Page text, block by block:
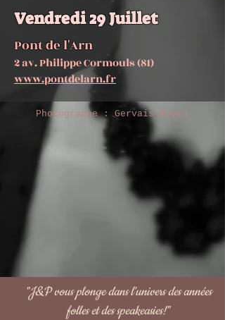
"J&P vous plonge dans l'univers des années
folles et des speakeasies!"
Photographe : Gervais Doyen
Vendredi 29 Juillet
Pont de l'Arn
2 av. Philippe Cormouls (81)
www.pontdelarn.fr